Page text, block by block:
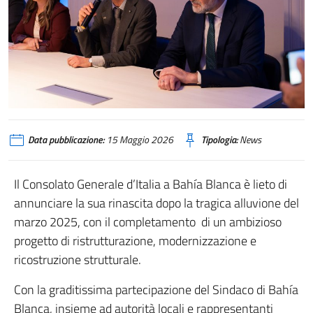
Data pubblicazione:15 Maggio 2026 Tipologia:News
Il Consolato Generale d’Italia a Bahía Blanca è lieto di
annunciare la sua rinascita dopo la tragica alluvione del
marzo 2025, con il completamento di un ambizioso
progetto di ristrutturazione, modernizzazione e
ricostruzione strutturale.
Con la graditissima partecipazione del Sindaco di Bahía
Blanca, insieme ad autorità locali e rappresentanti